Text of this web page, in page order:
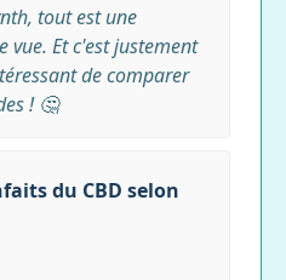
tout est une
vue. Et c'est justement
de comparer
! 🤔
du CBD selon